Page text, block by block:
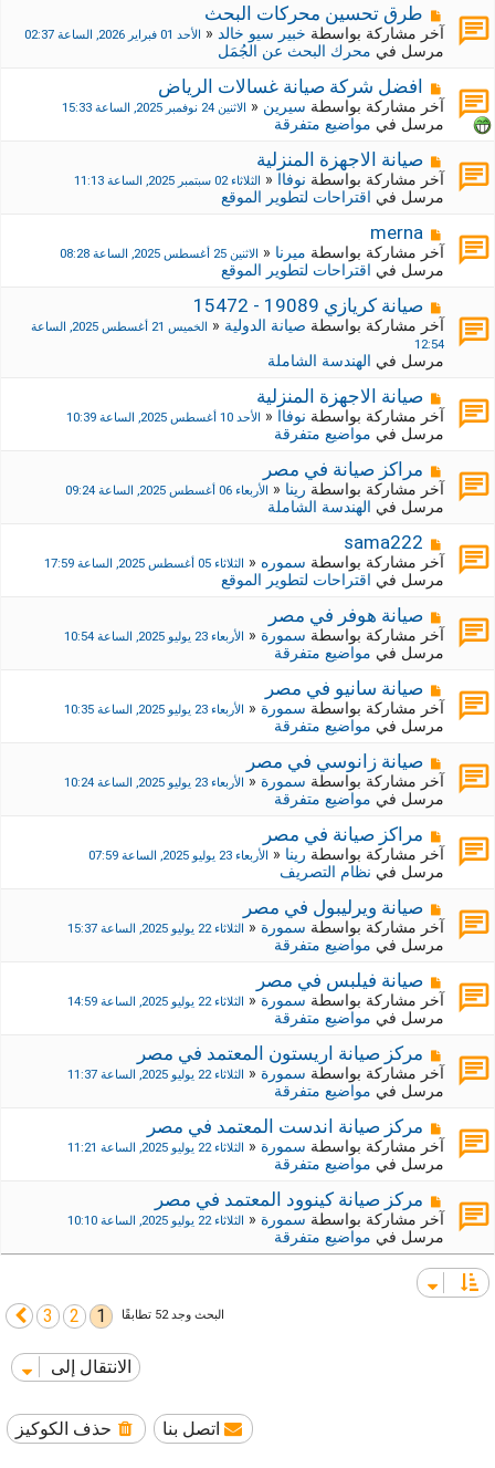
ج
د
ي
ة
م
ش
ر
ك
ة
ج
د
د
ة
طرق تحسين محركات البحث
آخر مشاركة بواسطة خبير سيو خالد« الأحد 01 فبراير 2026, الساعة 02:37
مرسل في محرك البحث عن الجُمَل
م
ش
ر
ك
ة
ج
د
د
ة
افضل شركة صيانة غسالات الرياض
آخر مشاركة بواسطة سيرين« الاثنين 24 نوفمبر 2025, الساعة 15:33
مرسل في مواضيع متفرقة
م
ش
ر
ك
ة
ج
د
د
ة
صيانة الاجهزة المنزلية
آخر مشاركة بواسطة نوفاا« الثلاثاء 02 سبتمبر 2025, الساعة 11:13
مرسل في اقتراحات لتطوير الموقع
م
ش
ر
ك
ة
ج
د
ي
ة
merna
آخر مشاركة بواسطة ميرنا« الاثنين 25 أغسطس 2025, الساعة 08:28
مرسل في اقتراحات لتطوير الموقع
م
ش
ا
ك
ة
ج
د
ي
ة
صيانة كريازي 19089 - 15472
آخر مشاركة بواسطة صيانة الدولية«
الخميس 21 أغسطس 2025, الساعة
12:54
مرسل في الهندسة الشاملة
م
ش
ر
ك
ة
ج
د
د
ة
صيانة الاجهزة المنزلية
آخر مشاركة بواسطة نوفاا« الأحد 10 أغسطس 2025, الساعة 10:39
مرسل في مواضيع متفرقة
م
ش
ر
ك
ة
ج
د
د
ة
مراكز صيانة في مصر
آخر مشاركة بواسطة رينا« الأربعاء 06 أغسطس 2025, الساعة 09:24
مرسل في الهندسة الشاملة
م
ش
ر
ك
ة
ج
د
د
ة
sama222
آخر مشاركة بواسطة سموره« الثلاثاء 05 أغسطس 2025, الساعة 17:59
مرسل في اقتراحات لتطوير الموقع
م
ش
ر
ك
ة
ج
د
د
ة
صيانة هوفر في مصر
آخر مشاركة بواسطة سمورة« الأربعاء 23 يوليو 2025, الساعة 10:54
مرسل في مواضيع متفرقة
م
ش
ر
ك
ة
ج
د
د
ة
صيانة سانيو في مصر
آخر مشاركة بواسطة سمورة« الأربعاء 23 يوليو 2025, الساعة 10:35
مرسل في مواضيع متفرقة
م
ش
ر
ك
ة
ج
د
د
ة
صيانة زانوسي في مصر
آخر مشاركة بواسطة سمورة« الأربعاء 23 يوليو 2025, الساعة 10:24
مرسل في مواضيع متفرقة
م
ش
ر
ك
ة
ج
د
د
ة
مراكز صيانة في مصر
آخر مشاركة بواسطة رينا« الأربعاء 23 يوليو 2025, الساعة 07:59
مرسل في نظام التصريف
م
ش
ر
ك
ة
ج
د
د
ة
صيانة ويرليبول في مصر
آخر مشاركة بواسطة سمورة« الثلاثاء 22 يوليو 2025, الساعة 15:37
مرسل في مواضيع متفرقة
م
ش
ر
ك
ة
ج
د
د
ة
صيانة فيلبس في مصر
آخر مشاركة بواسطة سمورة« الثلاثاء 22 يوليو 2025, الساعة 14:59
مرسل في مواضيع متفرقة
م
ش
ر
ك
ة
ج
د
د
ة
مركز صيانة اريستون المعتمد في مصر
آخر مشاركة بواسطة سمورة« الثلاثاء 22 يوليو 2025, الساعة 11:37
مرسل في مواضيع متفرقة
م
ش
ر
ك
ة
ج
د
ي
د
ة
مركز صيانة اندست المعتمد في مصر
آخر مشاركة بواسطة سمورة« الثلاثاء 22 يوليو 2025, الساعة 11:21
مرسل في مواضيع متفرقة
م
ش
ر
ك
ة
ج
مركز صيانة كينوود المعتمد في مصر
آخر مشاركة بواسطة سمورة« الثلاثاء 22 يوليو 2025, الساعة 10:10
مرسل في مواضيع متفرقة
البحث وجد 52 تطابقًا 1
2
3التالي
الانتقال إلى
حذف الكوكيز اتصل بنا